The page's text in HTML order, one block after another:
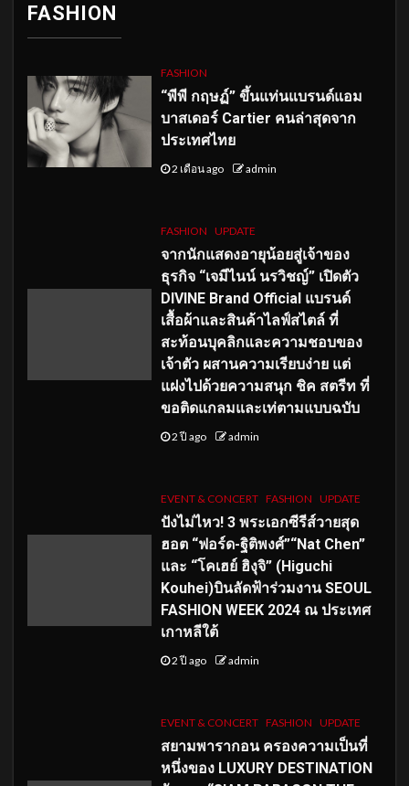
FASHION
FASHION
“พีพี กฤษฏ์” ขึ้นแท่นแบรนด์แอม
บาสเดอร์ Cartier คนล่าสุดจาก
ประเทศไทย
2 เดือน ago admin
FASHION UPDATE
จากนักแสดงอายุน้อยสู่เจ้าของ
ธุรกิจ “เจมีไนน์ นรวิชญ์” เปิดตัว
DIVINE Brand Official แบรนด์
เสื้อผ้าและสินค้าไลฟ์สไตล์ ที่
สะท้อนบุคลิกและความชอบของ
เจ้าตัว ผสานความเรียบง่าย แต่
แฝงไปด้วยความสนุก ชิค สตรีท ที่
ขอติดแกลมและเท่ตามแบบฉบับ
2 ปี ago admin
EVENT & CONCERT FASHION UPDATE
ปังไม่ไหว! 3 พระเอกซีรีส์วายสุด
ฮอต “ฟอร์ด-ฐิติพงศ์”“Nat Chen”
และ “โคเฮย์ ฮิงุจิ” (Higuchi
Kouhei)บินลัดฟ้าร่วมงาน SEOUL
FASHION WEEK 2024 ณ ประเทศ
เกาหลีใต้
2 ปี ago admin
EVENT & CONCERT FASHION UPDATE
สยามพารากอน ครองความเป็นที่
หนึ่งของ LUXURY DESTINATION